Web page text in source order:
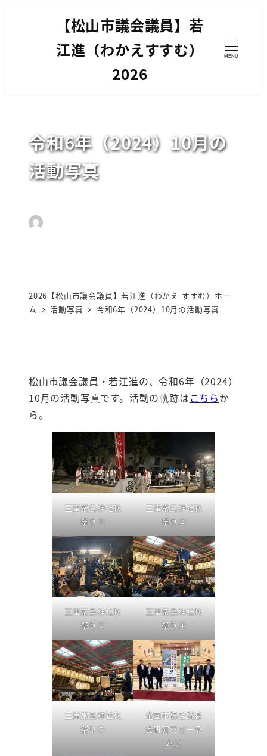
【松山市議会議員】若
江進（わかえすすむ）
2026
MENU
令和6年（2024）10月の
活動写真
投稿日
著
2026【松山市議会議員】若江進（わかえ すすむ）ホー
ム
活動写真 令和6年（2024）10月の活動写真
松山市議会議員・若江進の、令和6年（2024）
10月の活動写真です。活動の軌跡はこちらか
ら。
三津厳島神社秋
祭り①
三津厳島神社秋
祭り②
三津厳島神社秋
祭り③
三津厳島神社秋
祭り④
三津厳島神社秋
祭り⑤
全国市議会議長
会研究フォーラ
ム①